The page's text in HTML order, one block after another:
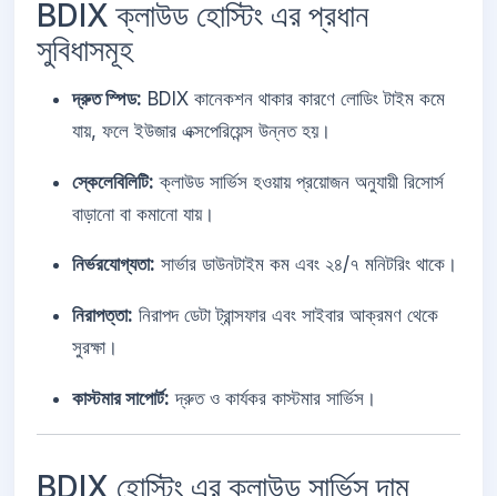
BDIX ক্লাউড হোস্টিং এর প্রধান
সুবিধাসমূহ
দ্রুত স্পিড: BDIX কানেকশন থাকার কারণে লোডিং টাইম কমে
যায়, ফলে ইউজার এক্সপেরিয়েন্স উন্নত হয়।
স্কেলেবিলিটি: ক্লাউড সার্ভিস হওয়ায় প্রয়োজন অনুযায়ী রিসোর্স
বাড়ানো বা কমানো যায়।
নির্ভরযোগ্যতা: সার্ভার ডাউনটাইম কম এবং ২৪/৭ মনিটরিং থাকে।
নিরাপত্তা: নিরাপদ ডেটা ট্রান্সফার এবং সাইবার আক্রমণ থেকে
সুরক্ষা।
কাস্টমার সাপোর্ট: দ্রুত ও কার্যকর কাস্টমার সার্ভিস।
BDIX হোস্টিং এর ক্লাউড সার্ভিস দাম